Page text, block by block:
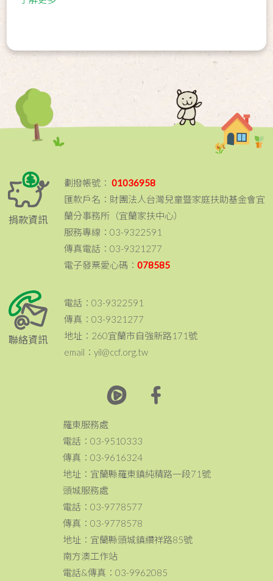
捐款資訊
劃撥帳號： 01036958
匯款戶名：財團法人台灣兒童暨家庭扶助基金會宜
蘭分事務所（宜蘭家扶中心）
服務專線：03-9322591
傳真電話：03-9321277
電子發票愛心碼：078585
聯絡資訊
電話：03-9322591
傳真：03-9321277
地址：260宜蘭市自強新路171號
email：yil@ccf.org.tw
羅東服務處
電話：03-9510333
傳真：03-9616324
地址：宜蘭縣羅東鎮純精路一段71號
頭城服務處
電話：03-9778577
傳真：03-9778578
地址：宜蘭縣頭城鎮纘祥路85號
南方澳工作站
電話&傳真：03-9962085